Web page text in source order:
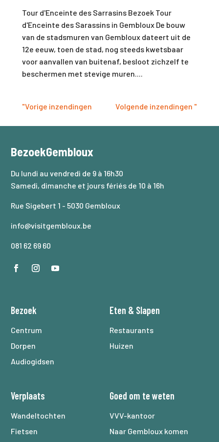
Tour d'Enceinte des Sarrasins Bezoek Tour
d'Enceinte des Sarassins in Gembloux De bouw
van de stadsmuren van Gembloux dateert uit de
12e eeuw, toen de stad, nog steeds kwetsbaar
voor aanvallen van buitenaf, besloot zichzelf te
beschermen met stevige muren....
"Vorige inzendingen Volgende inzendingen "
BezoekGembloux
Du lundi au vendredi de 9 à 16h30
Samedi, dimanche et jours fériés de 10 à 16h
Rue Sigebert 1 - 5030 Gembloux
info@visitgembloux.be
081 62 69 60
Bezoek
Centrum
Dorpen
Audiogidsen
Eten & Slapen
Restaurants
Huizen
Verplaats
Wandeltochten
Fietsen
Goed om te weten
VVV-kantoor
Naar Gembloux komen